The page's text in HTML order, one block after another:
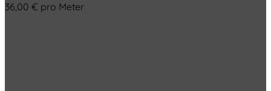
36,00 € pro Meter